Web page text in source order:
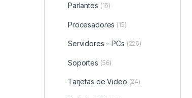
Parlantes (16)
Procesadores (15)
Servidores – PCs (226)
Soportes (56)
Tarjetas de Video (24)